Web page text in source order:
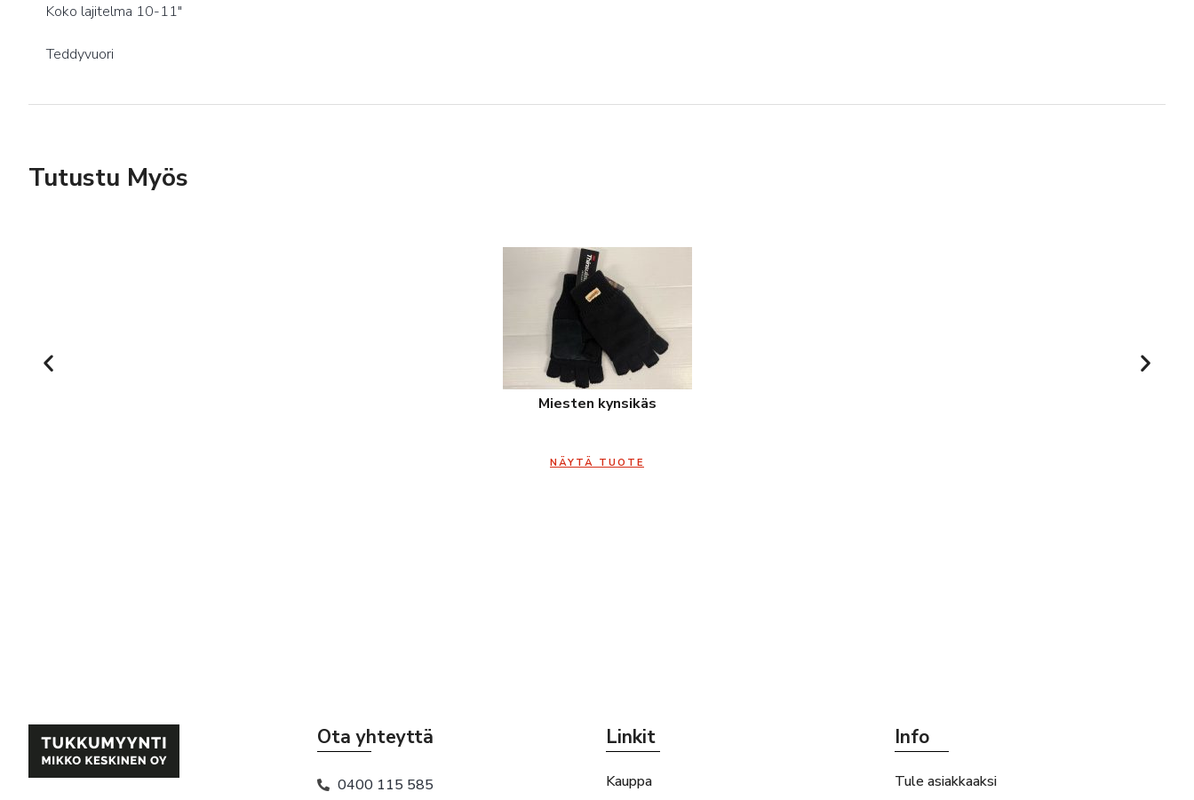
Koko lajitelma 10-11″
Teddyvuori
Tutustu Myös
Miesten kynsikäs
NÄYTÄ TUOTE
Ota yhteyttä
0400 115 585
Linkit
Kauppa
Info
Tule asiakkaaksi